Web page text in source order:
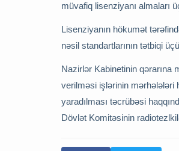
müvafiq lisenziyanı almaları
Lisenziyanın hökumət
nəsil standartlarının tətbiqi
Nazirlər Kabinetinin qərarına
verilməsi işlərinin mərhələləri
yaradılması təcrübəsi
Dövlət Komitəsinin